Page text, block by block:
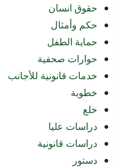
حقوق انسان
حكم وأمثال
حماية الطفل
حوارات صحفية
خدمات قانونية للأجانب
خطوبة
خلع
دراسات عليا
دراسات قانونية
دستور